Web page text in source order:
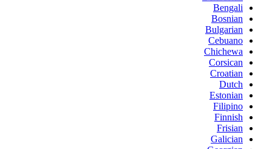
Bengali
Bosnian
Bulgarian
Cebuano
Chichewa
Corsican
Croatian
Dutch
Estonian
Filipino
Finnish
Frisian
Galician